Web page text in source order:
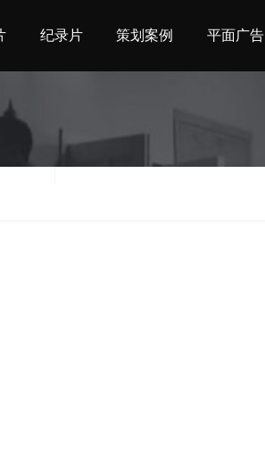
纪录片 策划案例 平面广告